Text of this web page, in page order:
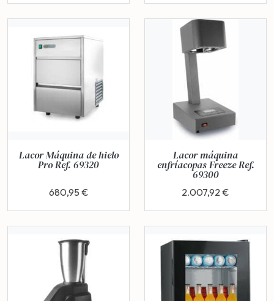
Lacor Máquina de hielo
Pro Ref. 69320
680,95 €
Lacor máquina
enfríacopas Freeze Ref.
69300
2.007,92 €